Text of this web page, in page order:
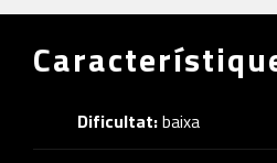
Dificultat:baixa